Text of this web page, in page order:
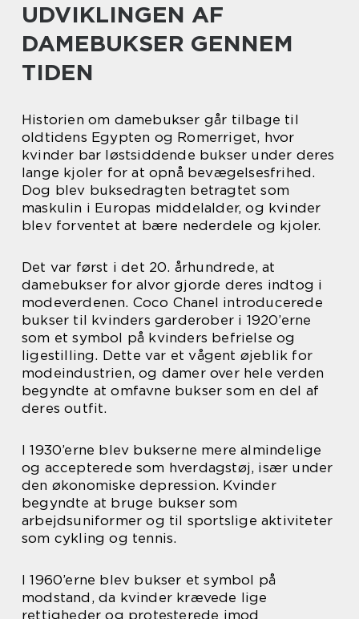
UDVIKLINGEN AF
DAMEBUKSER GENNEM
TIDEN
Historien om damebukser går tilbage til
oldtidens Egypten og Romerriget, hvor
kvinder bar løstsiddende bukser under deres
lange kjoler for at opnå bevægelsesfrihed.
Dog blev buksedragten betragtet som
maskulin i Europas middelalder, og kvinder
blev forventet at bære nederdele og kjoler.
Det var først i det 20. århundrede, at
damebukser for alvor gjorde deres indtog i
modeverdenen. Coco Chanel introducerede
bukser til kvinders garderober i 1920’erne
som et symbol på kvinders befrielse og
ligestilling. Dette var et vågent øjeblik for
modeindustrien, og damer over hele verden
begyndte at omfavne bukser som en del af
deres outfit.
I 1930’erne blev bukserne mere almindelige
og accepterede som hverdagstøj, især under
den økonomiske depression. Kvinder
begyndte at bruge bukser som
arbejdsuniformer og til sportslige aktiviteter
som cykling og tennis.
I 1960’erne blev bukser et symbol på
modstand, da kvinder krævede lige
rettigheder og protesterede imod